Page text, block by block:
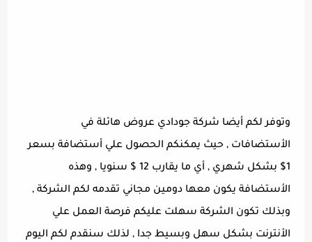
وتوفر لكم أيضا شركة جودادي عروض هائلة في
الأستضافات , حيث يمكنكم الحصول علي أستضافة بسعر
1$ بشكل شهري , أي ما يقارب 12 $ سنويا , وهذه
الأستضافة يكون معها دومين مجاني تقدمه لكم الشركة ,
وبذلك تكون الشركة سهلت عليكم فرصة العمل علي
الأنترنت بشكل سهل وبسيط جدا , لذلك سنقدم لكم اليوم